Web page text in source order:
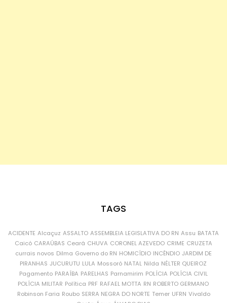
TAGS
ACIDENTE Alcaçuz ASSALTO ASSEMBLEIA LEGISLATIVA DO RN Assu BATATA
Caicó CARAÚBAS Ceará CHUVA CORONEL AZEVEDO CRIME CRUZETA
currais novos Dilma Governo do RN HOMICÍDIO INCÊNDIO JARDIM DE
PIRANHAS JUCURUTU LULA Mossoró NATAL Nilda NÉLTER QUEIROZ
Pagamento PARAÍBA PARELHAS Parnamirim POLÍCIA POLÍCIA CIVIL
POLÍCIA MILITAR Política PRF RAFAEL MOTTA RN ROBERTO GERMANO
Robinson Faria Roubo SERRA NEGRA DO NORTE Temer UFRN Vivaldo